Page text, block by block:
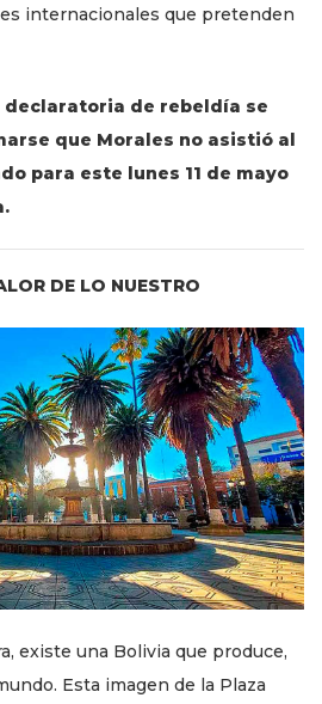
internacionales que pretenden
declaratoria de rebeldía se
que Morales no asistió al
para este lunes 11 de mayo
DE LO NUESTRO
existe una Bolivia que produce,
Esta imagen de la Plaza